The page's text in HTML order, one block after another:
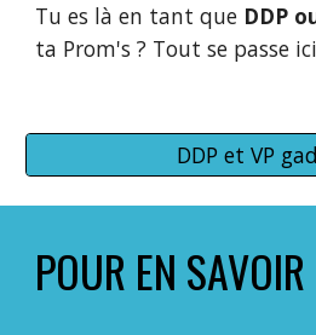
Tu es là en tant que DDP
ta Prom's ? Tout se passe
DDP et VP
POUR EN